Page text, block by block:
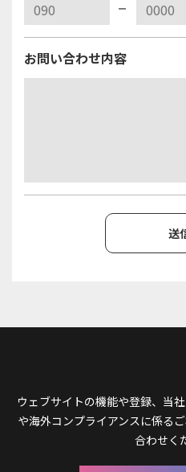
お問い合わせ内容
ウェブサイトの機能や登録、当
や海外コンプライアンスに係る
合わせく